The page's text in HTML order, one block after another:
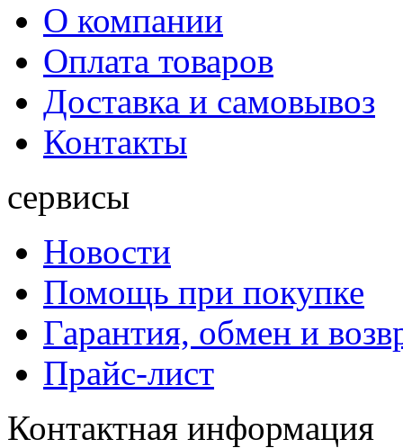
О компании
Оплата товаров
Доставка и самовывоз
Контакты
сервисы
Новости
Помощь при покупке
Гарантия, обмен и
Прайс-лист
Контактная информация